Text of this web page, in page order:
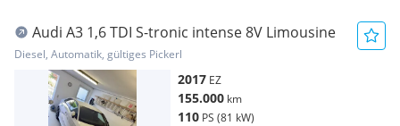
Audi A3 1,6 TDI S-tronic intense 8V Limousine
Diesel, Automatik, gültiges Pickerl
2017 EZ
155.000 km
110 PS (81 kW)